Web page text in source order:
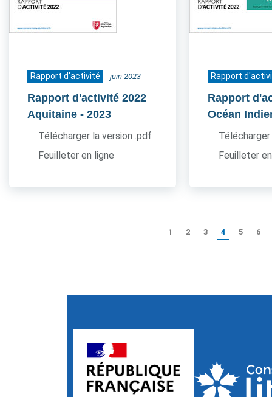
Rapport d'activité juin 2023
Rapport d'activité 2022
Aquitaine - 2023
Télécharger la version .pdf
Feuilleter en ligne
Rapport
Rapport
Océan
Feuilleter
1 2 3 4 5 6